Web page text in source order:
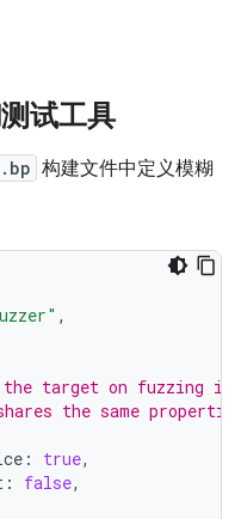
试工具
构建文件中定义模糊
,
target on fuzzing
the same
: true,
: false,